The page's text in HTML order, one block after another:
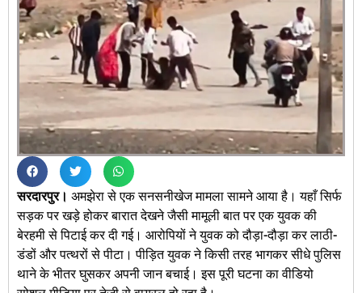
सरदारपुर। अमझेरा से एक सनसनीखेज मामला सामने आया है। यहाँ सिर्फ
सड़क पर खड़े होकर बारात देखने जैसी मामूली बात पर एक युवक की
बेरहमी से पिटाई कर दी गई। आरोपियों ने युवक को दौड़ा-दौड़ा कर लाठी-
डंडों और पत्थरों से पीटा। पीड़ित युवक ने किसी तरह भागकर सीधे पुलिस
थाने के भीतर घुसकर अपनी जान बचाई। इस पूरी घटना का वीडियो